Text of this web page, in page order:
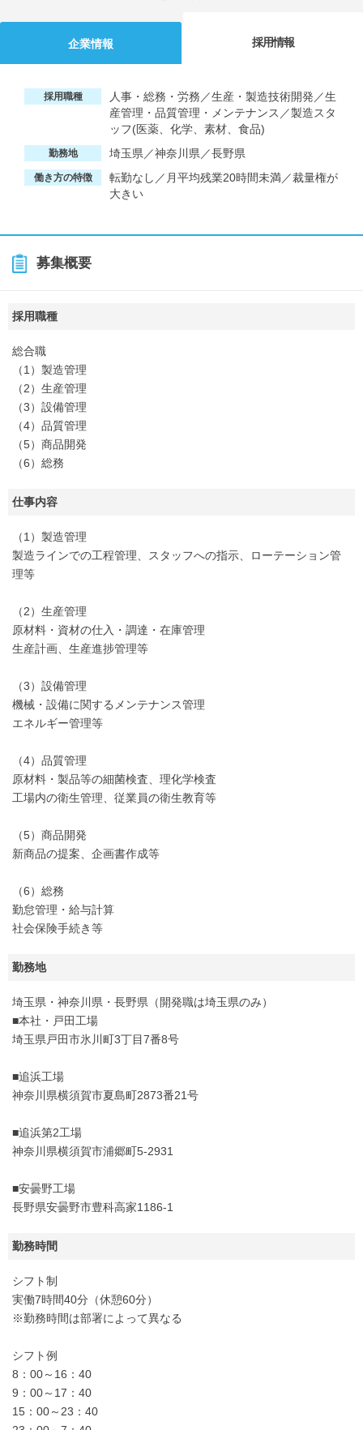
企業情報 採用情報
採用職種
人事・総務・労務／生産・製造技術開発／生
産管理・品質管理・メンテナンス／製造スタ
ッフ(医薬、化学、素材、食品)
勤務地 埼玉県／神奈川県／長野県
働き方の特徴
転勤なし／月平均残業20時間未満／裁量権が
大きい
募集概要
採用職種
総合職
（1）製造管理
（2）生産管理
（3）設備管理
（4）品質管理
（5）商品開発
（6）総務
仕事内容
（1）製造管理
製造ラインでの工程管理、スタッフへの指示、ローテーション管
理等
（2）生産管理
原材料・資材の仕入・調達・在庫管理
生産計画、生産進捗管理等
（3）設備管理
機械・設備に関するメンテナンス管理
エネルギー管理等
（4）品質管理
原材料・製品等の細菌検査、理化学検査
工場内の衛生管理、従業員の衛生教育等
（5）商品開発
新商品の提案、企画書作成等
（6）総務
勤怠管理・給与計算
社会保険手続き等
勤務地
埼玉県・神奈川県・長野県（開発職は埼玉県のみ）
■本社・戸田工場
埼玉県戸田市氷川町3丁目7番8号
■追浜工場
神奈川県横須賀市夏島町2873番21号
■追浜第2工場
神奈川県横須賀市浦郷町5-2931
■安曇野工場
長野県安曇野市豊科高家1186-1
勤務時間
シフト制
実働7時間40分（休憩60分）
※勤務時間は部署によって異なる
シフト例
8：00～16：40
9：00～17：40
15：00～23：40